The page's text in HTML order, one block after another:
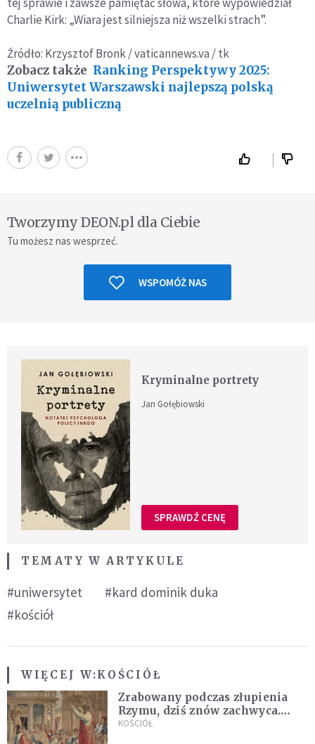
Charlie Kirk: „Wiara jest silniejsza niż wszelki strach”.
Źródło: Krzysztof Bronk / vaticannews.va / tk
Zobacz także Ranking Perspektywy 2025:
Uniwersytet Warszawski najlepszą polską
uczelnią publiczną
Tworzymy DEON.pl dla Ciebie
Tu możesz nas wesprzeć.
WSPOMÓŻ NAS
Kryminalne portrety
Jan Gołębiowski
SPRAWDŹ CENĘ
TEMATY W ARTYKULE
#uniwersytet
#kard dominik duka
#kościół
WIĘCEJ W:KOŚCIÓŁ
Zrabowany podczas złupienia
Rzymu, dziś znów zachwyca.
Wyjątkowy arras w Castel
KOŚCIÓŁ